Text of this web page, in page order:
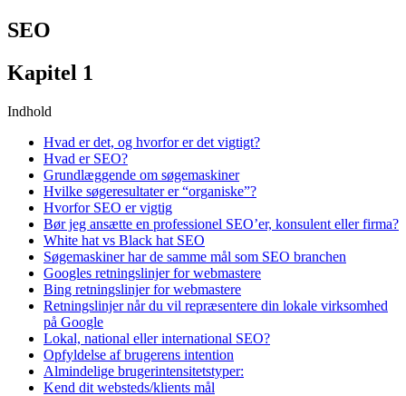
SEO
Kapitel 1
Indhold
Hvad er det, og hvorfor er det vigtigt?
Hvad er SEO?
Grundlæggende om søgemaskiner
Hvilke søgeresultater er “organiske”?
Hvorfor SEO er vigtig
Bør jeg ansætte en professionel SEO’er, konsulent eller firma?
White hat vs Black hat SEO
Søgemaskiner har de samme mål som SEO branchen
Googles retningslinjer for webmastere
Bing retningslinjer for webmastere
Retningslinjer når du vil repræsentere din lokale virksomhed
på Google
Lokal, national eller international SEO?
Opfyldelse af brugerens intention
Almindelige brugerintensitetstyper:
Kend dit websteds/klients mål